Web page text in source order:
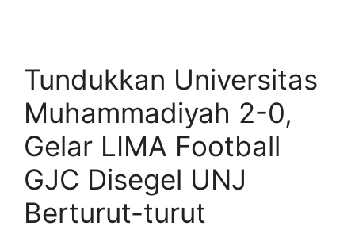
Tundukkan Universitas
Muhammadiyah 2-0,
Gelar LIMA Football
GJC Disegel UNJ
Berturut-turut